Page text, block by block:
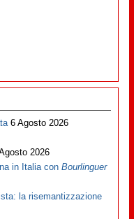
6 Agosto 2026
2026
in Italia conBourlinguer
la risemantizzazione